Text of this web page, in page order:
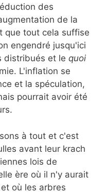
des
de la
que tout cela suffise
engendré jusqu'ici
distribués et le quoi
L'inflation se
et la spéculation,
pourrait avoir été
à tout et c'est
avant leur krach
lois de
ère où il n'y aurait
où les arbres